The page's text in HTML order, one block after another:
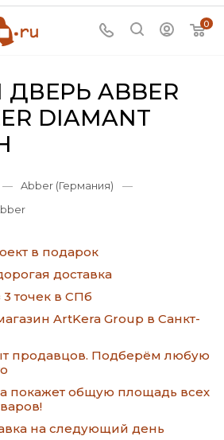
0
ABBER
DIAMANT
— Abber (Германия)
—
в подарок
доставка
точек в СПб
ArtKera Group в Санкт-
продавцов. Подберём любую
покажет общую площадь всех
на следующий день